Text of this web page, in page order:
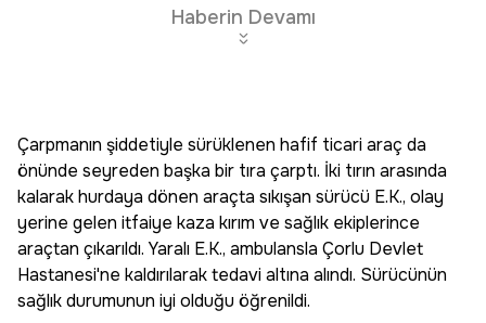
Haberin Devamı
Çarpmanın şiddetiyle sürüklenen hafif ticari araç da
önünde seyreden başka bir tıra çarptı. İki tırın arasında
kalarak hurdaya dönen araçta sıkışan sürücü E.K., olay
yerine gelen itfaiye kaza kırım ve sağlık ekiplerince
araçtan çıkarıldı. Yaralı E.K., ambulansla Çorlu Devlet
Hastanesi'ne kaldırılarak tedavi altına alındı. Sürücünün
sağlık durumunun iyi olduğu öğrenildi.